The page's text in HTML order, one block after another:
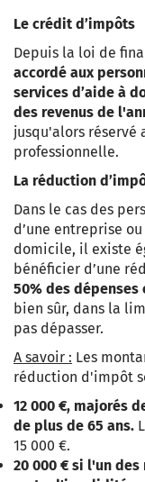
Le crédit d’impôts
Depuis la loi de
accordé aux
services d’aide à
des revenus de
jusqu'alors réservé
professionnelle.
La réduction
Dans le cas des
d’une entreprise
domicile, il existe
bénéficier d’une
50% des dépenses
bien sûr, dans la
pas dépasser.
A savoir : Les
réduction d'impôt
12 000 €, majorés
de plus de 65 ans.
15 000 €.
20 000 € si l'un